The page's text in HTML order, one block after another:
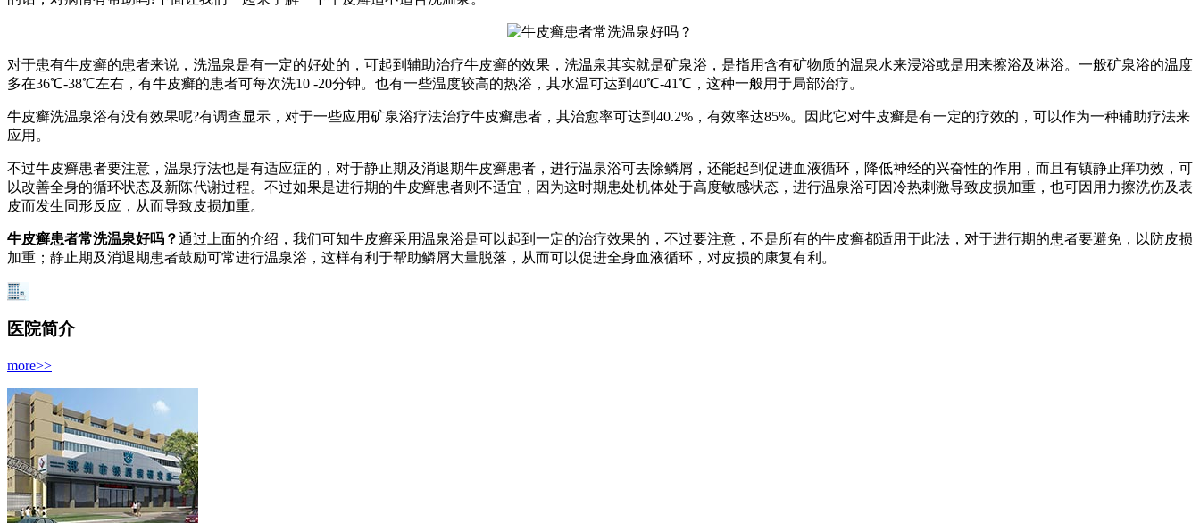
对于患有牛皮癣的患者来说，洗温泉是有一定的好处的，可起到辅助治疗牛皮癣的效果，洗温泉其实就是矿泉浴，是指用含有矿物质的温泉水来浸浴或是用来擦浴及淋浴。一般矿泉浴的温度
多在36℃-38℃左右，有牛皮癣的患者可每次洗10 -20分钟。也有一些温度较高的热浴，其水温可达到40℃-41℃，这种一般用于局部治疗。
牛皮癣洗温泉浴有没有效果呢?有调查显示，对于一些应用矿泉浴疗法治疗牛皮癣患者，其治愈率可达到40.2%，有效率达85%。因此它对牛皮癣是有一定的疗效的，可以作为一种辅助疗法来
应用。
不过牛皮癣患者要注意，温泉疗法也是有适应症的，对于静止期及消退期牛皮癣患者，进行温泉浴可去除鳞屑，还能起到促进血液循环，降低神经的兴奋性的作用，而且有镇静止痒功效，可
以改善全身的循环状态及新陈代谢过程。不过如果是进行期的牛皮癣患者则不适宜，因为这时期患处机体处于高度敏感状态，进行温泉浴可因冷热刺激导致皮损加重，也可因用力擦洗伤及表
皮而发生同形反应，从而导致皮损加重。
牛皮癣患者常洗温泉好吗？通过上面的介绍，我们可知牛皮癣采用温泉浴是可以起到一定的治疗效果的，不过要注意，不是所有的牛皮癣都适用于此法，对于进行期的患者要避免，以防皮损
加重；静止期及消退期患者鼓励可常进行温泉浴，这样有利于帮助鳞屑大量脱落，从而可以促进全身血液循环，对皮损的康复有利。
医院简介
more>>